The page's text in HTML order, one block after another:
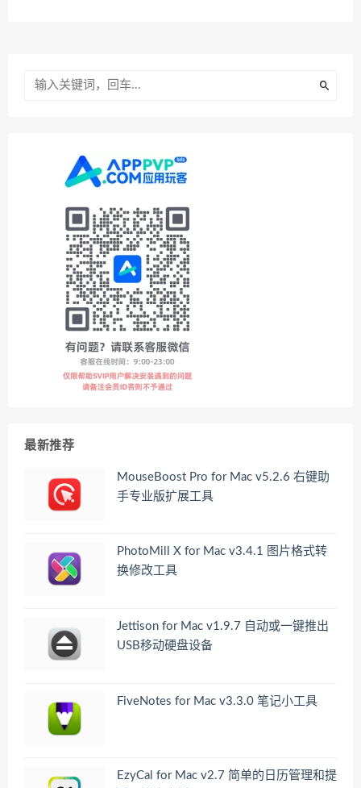
最新推荐
MouseBoost Pro for Mac v5.2.6 右键助
手专业版扩展工具
PhotoMill X for Mac v3.4.1 图片格式转
换修改工具
Jettison for Mac v1.9.7 自动或一键推出
USB移动硬盘设备
FiveNotes for Mac v3.3.0 笔记小工具
EzyCal for Mac v2.7 简单的日历管理和提